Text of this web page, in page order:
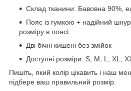
Склад тканини: Бавовна 90%,
Пояс із гумкою + надійний
розміру в поясі
Дві бічні кишені без змійок
Доступні розміри: S, M, L, XL,
Пишіть, який колір цікавить і наш
підбере ваш правильний розмір.